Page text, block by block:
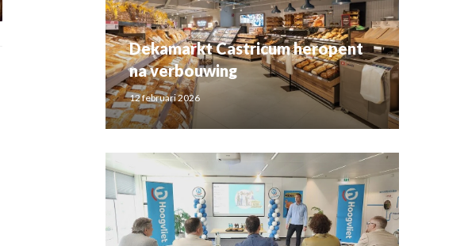
Dekamarkt Castricum heropent
na verbouwing
12 februari 2026